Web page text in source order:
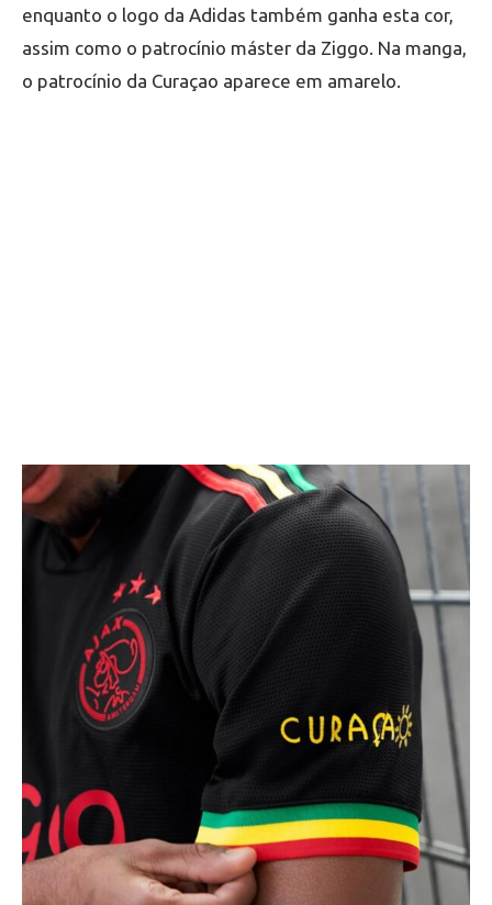
enquanto o logo da Adidas também ganha esta cor,
assim como o patrocínio máster da Ziggo. Na manga,
o patrocínio da Curaçao aparece em amarelo.